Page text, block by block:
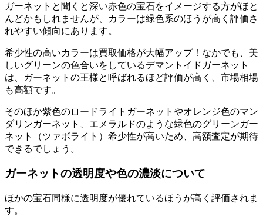
ガーネットと聞くと深い赤色の宝石をイメージする方がほと
んどかもしれませんが、カラーは緑色系のほうが高く評価さ
れやすい傾向にあります。
希少性の高いカラーは買取価格が大幅アップ！なかでも、 美
しいグリーンの色合いをしているデマントイドガーネット
は、ガーネットの王様と呼ばれるほど評価が高く、市場相場
も高額です。
そのほか紫色のロードライトガーネットやオレンジ色のマン
ダリンガーネット、エメラルドのような緑色のグリーンガー
ネット（ツァボライト）希少性が高いため、高額査定が期待
できるでしょう。
ガーネットの透明度や色の濃淡について
ほかの宝石同様に透明度が優れているほうが高く評価されま
す。